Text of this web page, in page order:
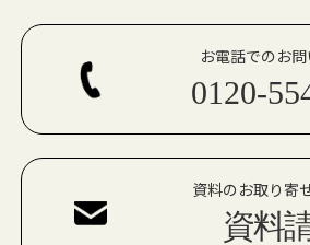
お電話でのお
0120-
資料のお取り寄
資料